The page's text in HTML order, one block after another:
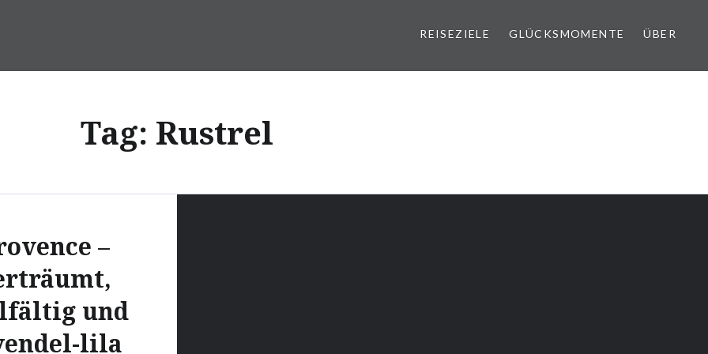
REISEZIELE GLÜCKSMOMENTE ÜBER
Tag: Rustrel
–
und
lila